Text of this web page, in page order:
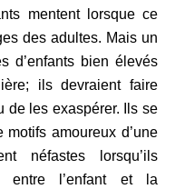
mentent lorsque ce
des adultes. Mais un
d’enfants bien élevés
ils devraient faire
de les exaspérer. Ils se
motifs amoureux d’une
néfastes lorsqu’ils
entre l’enfant et la